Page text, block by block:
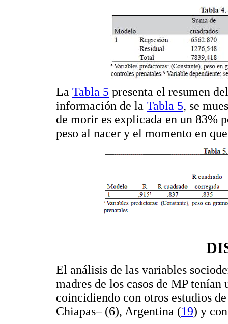
La Tabla 5 presenta el resumen
información de la Tabla 5, se
de morir es explicada en un 83%
peso al nacer y el momento en
El análisis de las variables
madres de los casos de MP tenían
coincidiendo con otros estudios
Chiapas– (6), Argentina (19) y